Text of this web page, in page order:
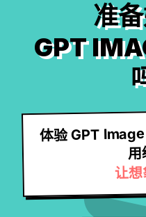
准
GPT
体验 GPT
用
让